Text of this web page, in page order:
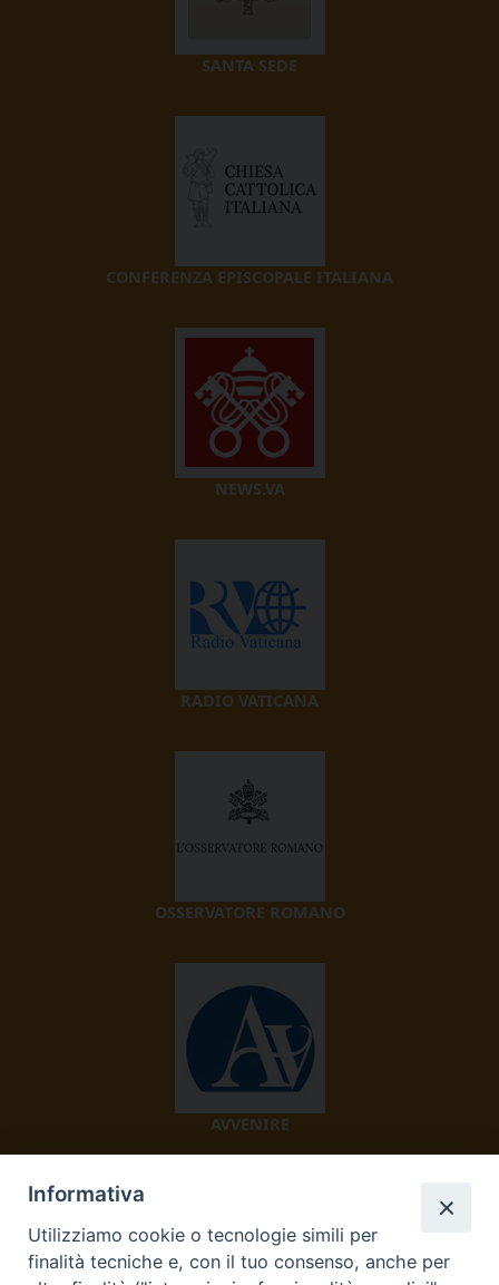
SANTA SEDE
CONFERENZA EPISCOPALE ITALIANA
NEWS.VA
RADIO VATICANA
OSSERVATORE ROMANO
AVVENIRE
Informativa
Utilizziamo cookie o tecnologie simili per
finalità tecniche e, con il tuo consenso, anche per